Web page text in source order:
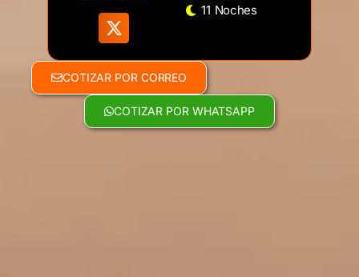
11 Noches
COTIZAR POR CORREO
COTIZAR POR WHATSAPP